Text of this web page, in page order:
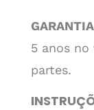
GARANTIA
5 anos no
partes.